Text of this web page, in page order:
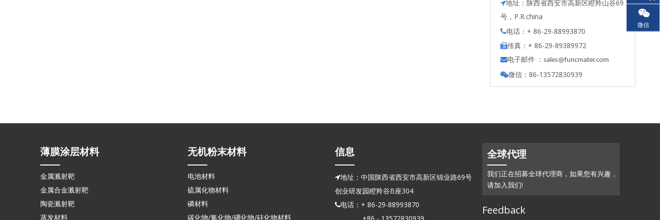
地址：陕西省西安市高新区瞪羚山谷69
号，P.R.china
电话：+ 86-29-88993870
传真：+ 86-29-89389972
电子邮件 ： sales@funcmater.com
微信：86-13572830939
薄膜涂层材料
金属溅射靶
金属合金溅射靶
陶瓷溅射靶
蒸发材料
微信
无机粉末材料
电池材料
硫属化物材料
磷材料
碳化物/氮化物/硼化物/硅化物材料
信息
地址：中国陕西省西安市高新区锦业路69号
创业研发园瞪羚谷B座304
电话：+ 86-29-88993870
全球代理
我们正在招募全球代理商，如果您有兴趣，
请加入我们!
Feedback